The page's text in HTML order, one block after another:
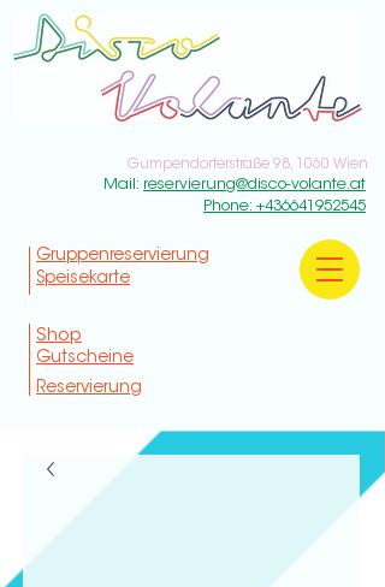
Gumpendorferstraße 98, 1060 Wien
Mail: reservierung@disco-volante.at
Phone: +436641952545
Speisekarte
Gruppenreservierung
Shop
Gutscheine
Reservierung